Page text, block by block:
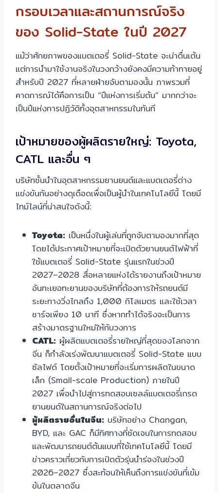
กรอบเวลาและสถานการณ์จริง
ของ Solid-State ในปี 2027
แม้ว่าศักยภาพของแบตเตอรี่ Solid-State จะน่าตื่นเต้น
แต่การนำมาใช้งานจริงในวงกว้างยังคงมีความท้าทายอยู่
สำหรับปี 2027 ที่หลายฝ่ายจับตามองนั้น ภาพรวมที่
คาดการณ์ได้คือการเป็น “ปีแห่งการเริ่มต้น” มากกว่าจะ
เป็นปีแห่งการปฏิวัติทั้งอุตสาหกรรมในทันที
เป้าหมายของผู้ผลิตรายใหญ่: Toyota,
CATL และอื่น ๆ
บริษัทชั้นนำในอุตสาหกรรมยานยนต์และแบตเตอรี่ต่าง
แข่งขันกันอย่างดุเดือดเพื่อเป็นผู้นำในเทคโนโลยีนี้ โดยมี
ไทม์ไลน์ที่น่าสนใจดังนี้:
Toyota: เป็นหนึ่งในผู้เล่นที่ถูกจับตามองมากที่สุด
โดยได้ประกาศเป้าหมายที่จะเปิดตัวยานยนต์ไฟฟ้าที่
ใช้แบตเตอรี่ Solid-State รุ่นแรกในช่วงปี
2027–2028 สื่อหลายแห่งได้รายงานถึงเป้าหมาย
อันทะเยอทะยานของบริษัทที่ต้องการให้รถยนต์มี
ระยะทางวิ่งไกลถึง 1,000 กิโลเมตร และใช้เวลา
ชาร์จเพียง 10 นาที ซึ่งหากทำได้จริงจะเป็นการ
สร้างมาตรฐานใหม่ให้กับวงการ
CATL: ผู้ผลิตแบตเตอรี่รายใหญ่ที่สุดของโลกจาก
จีน ก็กำลังเร่งพัฒนาแบตเตอรี่ Solid-State แบบ
ซัลไฟด์ โดยตั้งเป้าหมายที่จะเริ่มการผลิตในขนาด
เล็ก (Small-scale Production) ภายในปี
2027 เพื่อนำไปสู่การทดสอบเซลล์แบตเตอรี่เกรด
ยานยนต์ในสถานการณ์จริงต่อไป
ผู้ผลิตรายอื่นในจีน: บริษัทอย่าง Changan,
BYD, และ GAC ก็มีทิศทางที่ชัดเจนในการทดสอบ
และพัฒนารถยนต์ต้นแบบที่ใช้เทคโนโลยีนี้ โดยมี
ข่าวคราวเกี่ยวกับการเปิดตัวรุ่นนำร่องในช่วงปี
2026–2027 ซึ่งสะท้อนให้เห็นถึงการแข่งขันที่เข้ม
ข้นในตลาดจีน